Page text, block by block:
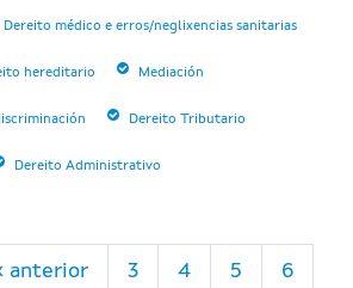
Dereito médico e erros/neglixencias sanitarias
hereditario Mediación
Dereito Tributario
Dereito Administrativo
anterior 3 4 5 6